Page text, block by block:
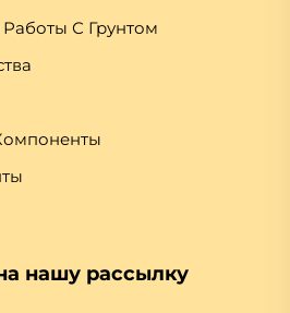
С Грунтом
нашу рассылку